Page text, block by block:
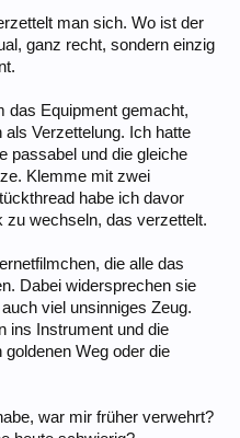
man sich. Wo ist der
ganz recht, sondern einzig
das Equipment gemacht,
Verzettelung. Ich hatte
passabel und die gleiche
Klemme mit zwei
habe ich davor
wechseln, das verzettelt.
die alle das
Dabei widersprechen sie
viel unsinniges Zeug.
ins Instrument und die
Weg oder die
war mir früher verwehrt?